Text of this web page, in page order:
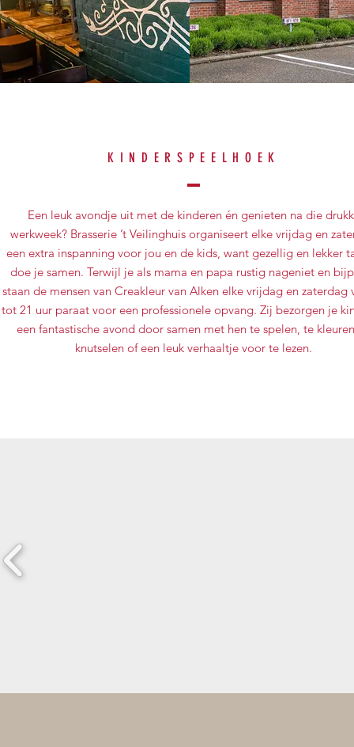
KINDERSPEELHOEK
Een leuk avondje uit met de kinderen én genieten na die
werkweek? Brasserie ’t Veilinghuis organiseert elke vrijdag en
een extra inspanning voor jou en de kids, want gezellig en lekker
doe je samen. Terwijl je als mama en papa rustig nageniet en
staan de mensen van Creakleur van Alken elke vrijdag en zaterdag
tot 21 uur paraat voor een professionele opvang. Zij bezorgen je
een fantastische avond door samen met hen te spelen, te
knutselen of een leuk verhaaltje voor te lezen.